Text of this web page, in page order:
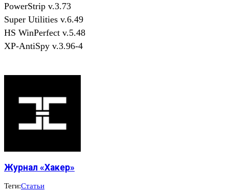
PowerStrip v.3.73
Super Utilities v.6.49
HS WinPerfect v.5.48
XP-AntiSpy v.3.96-4
Журнал «Хакер»
Теги:Статьи